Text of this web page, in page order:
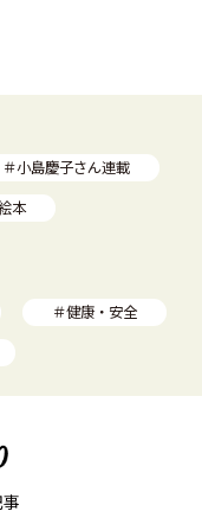
＃小島慶子さん連載
本
＃健康・安全